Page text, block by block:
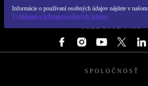
Informácie o používaní osobných údajov nájdete v našom
Vyhlásení o ochrane osobných údajov
SPOLOČNOSŤ